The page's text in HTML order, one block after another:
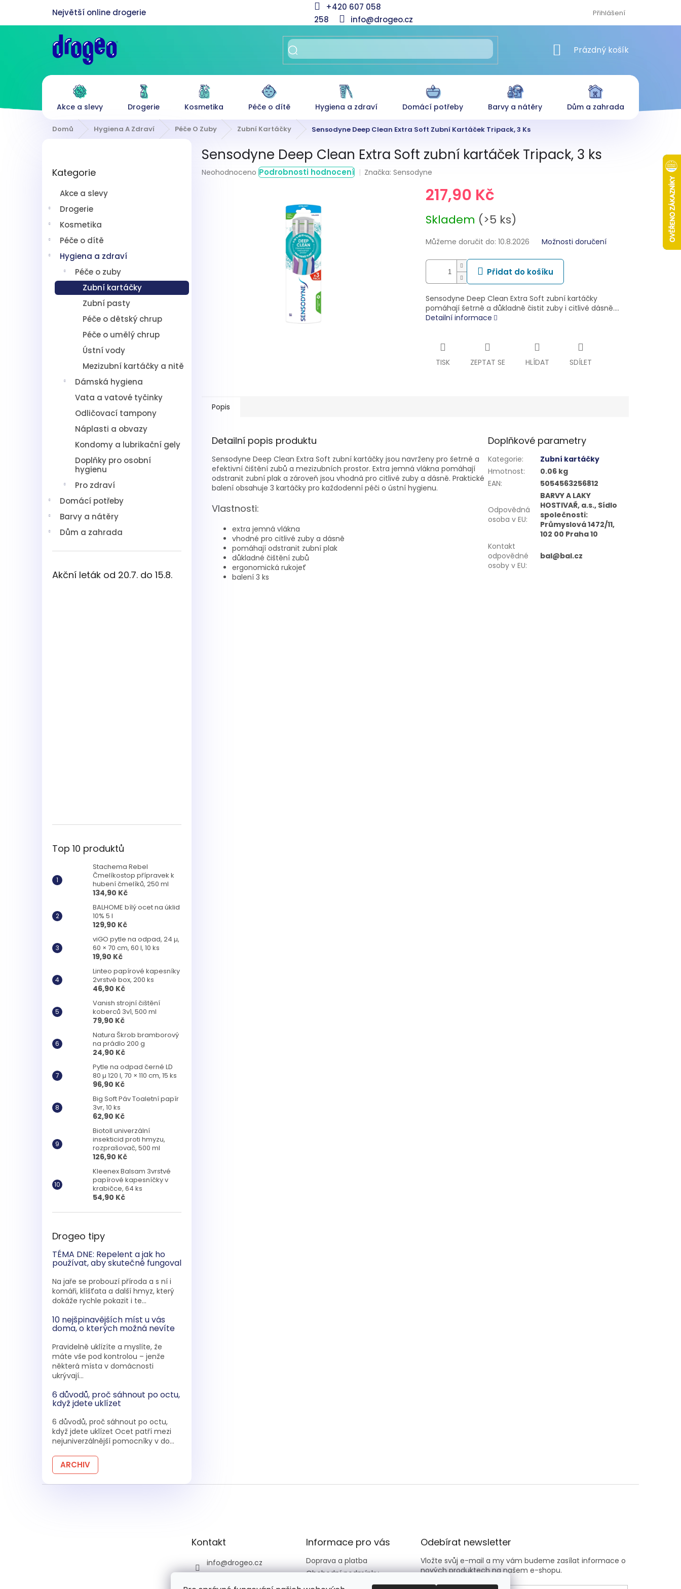
obsah
+420 607 058
258
info@drogeo.cz
Přihlášení
NÁKUPNÍ KOŠÍK
Prázdný košík
Akce a slevy Drogerie Kosmetika Péče o dítě Hygiena a zdraví Domácí potřeby Barvy a nátěry Dům a zahrada
Domů Hygiena A Zdraví Péče O Zuby Zubní Kartáčky Sensodyne Deep Clean Extra Soft Zubní Kartáček Tripack, 3 Ks
kategorie
Kategorie
Akce a slevy
Drogerie
Kosmetika
Péče o dítě
Hygiena a zdraví
Péče o zuby
Zubní kartáčky
Zubní pasty
Péče o dětský chrup
Péče o umělý chrup
Ústní vody
Mezizubní kartáčky a nitě
Dámská hygiena
Vata a vatové tyčinky
Odličovací tampony
Náplasti a obvazy
Kondomy a lubrikační gely
Doplňky pro osobní
hygienu
Pro zdraví
Domácí potřeby
Barvy a nátěry
Dům a zahrada
Akční leták od 20.7. do 15.8.
Top 10 produktů
Stachema Rebel
Čmelíkostop přípravek k
hubení čmelíků, 250 ml
134,90 Kč
BALHOME bílý ocet na úklid
10% 5 l
129,90 Kč
viGO pytle na odpad, 24 µ,
60 × 70 cm, 60 l, 10 ks
19,90 Kč
Linteo papírové kapesníky
2vrstvé box, 200 ks
46,90 Kč
Vanish strojní čištění
koberců 3v1, 500 ml
79,90 Kč
Natura Škrob bramborový
na prádlo 200 g
24,90 Kč
Pytle na odpad černé LD
80 µ 120 l, 70 × 110 cm, 15 ks
96,90 Kč
Big Soft Páv Toaletní papír
3vr, 10 ks
62,90 Kč
Biotoll univerzální
insekticid proti hmyzu,
rozprašovač, 500 ml
126,90 Kč
Kleenex Balsam 3vrstvé
papírové kapesníčky v
krabičce, 64 ks
54,90 Kč
Drogeo tipy
TÉMA DNE: Repelent a jak ho
používat, aby skutečně fungoval
Na jaře se probouzí příroda a s ní i
komáři, klíšťata a další hmyz, který
dokáže rychle pokazit i te...
10 nejšpinavějších míst u vás
doma, o kterých možná nevíte
Pravidelně uklízíte a myslíte, že
máte vše pod kontrolou – jenže
některá místa v domácnosti
ukrývají...
6 důvodů, proč sáhnout po octu,
když jdete uklízet
6 důvodů, proč sáhnout po octu,
když jdete uklízet Ocet patří mezi
nejuniverzálnější pomocníky v do...
ARCHIV
Sensodyne Deep Clean Extra Soft zubní kartáček Tripack, 3 ks
Průměrné
Neohodnoceno Podrobnosti hodnocení Značka:Sensodyne
217,90 Kč
cena:
Skladem (>5 ks)
Můžeme doručit do: 10.8.2026 Možnosti doručení
Přidat do košíku
Sensodyne Deep Clean Extra Soft zubní kartáčky
pomáhají šetrně a důkladně čistit zuby i citlivé dásně.…
Detailní informace
TISK ZEPTAT SE HLÍDAT SDÍLET
Popis
Detailní popis produktu
Sensodyne Deep Clean Extra Soft zubní kartáčky jsou navrženy pro šetrné a
efektivní čištění zubů a mezizubních prostor. Extra jemná vlákna pomáhají
odstranit zubní plak a zároveň jsou vhodná pro citlivé zuby a dásně. Praktické
balení obsahuje 3 kartáčky pro každodenní péči o ústní hygienu.
Vlastnosti:
extra jemná vlákna
vhodné pro citlivé zuby a dásně
pomáhají odstranit zubní plak
důkladné čištění zubů
ergonomická rukojeť
balení 3 ks
Doplňkové parametry
Kategorie:
Zubní kartáčky
Hmotnost:
0.06 kg
EAN: 5054563256812
Odpovědná
osoba v EU:
BARVY A LAKY
HOSTIVAŘ, a.s., Sídlo
společnosti:
Průmyslová 1472/11,
102 00 Praha 10
Kontakt
odpovědné
osoby v EU:
bal@bal.cz
Kontakt
info@drogeo.cz
Informace pro vás
Doprava a platba
Obchodní podmínky
Kontakty
Odebírat newsletter
Vložte svůj e-mail a my vám budeme zasílat informace o
nových produktech na našem e-shopu.